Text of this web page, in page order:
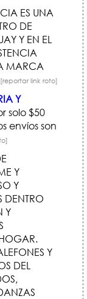
ES UNA
DE
Y EN EL
MARCA
[reportar link roto]
Y
solo $50
envíos son
Y
Y
DENTRO
Y
Y
DEL